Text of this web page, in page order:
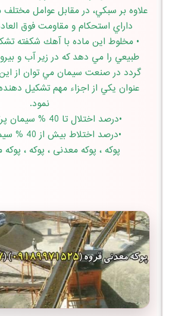
علاوه بر سبكي، در مقابل عوامل
داراي استحكام و مقاومت فوق
• مخلوط اين ماده با آهك شكفته
طبيعي را مي دهد كه در زير آب و
گردد در صنعت سيمان مي توان از
عنوان يكي از اجزاء مهم تشكيل
نمود.
•درصد اختلال تا 40 % سيمان پرتلند پوزولان
•درصد اختلاط بيش از 40 % سيمان پوزولاني
پوكه ، پوکه معدنی ، پوکه ،